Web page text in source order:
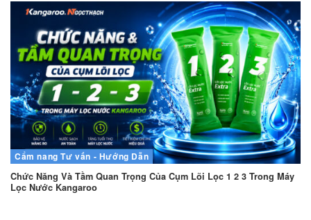
Cẩm nang Tư vấn - Hướng Dẫn
Chức Năng Và Tầm Quan Trọng Của Cụm Lõi Lọc 1 2 3 Trong Máy
Lọc Nước Kangaroo